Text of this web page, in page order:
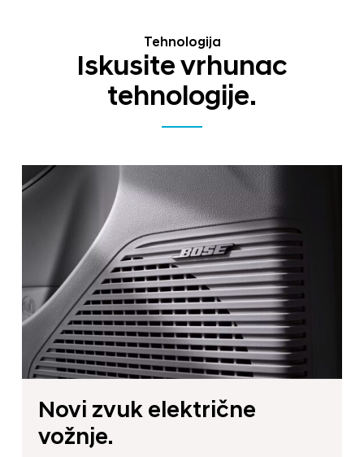
Tehnologija
Iskusite vrhunac
tehnologije.
Novi zvuk električne
vožnje.